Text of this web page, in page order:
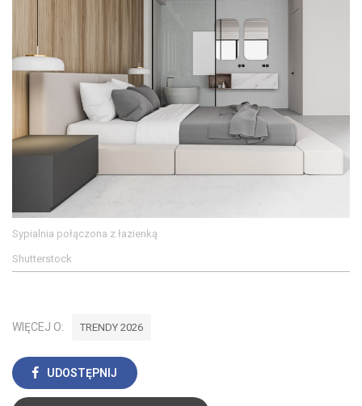
Sypialnia połączona z łazienką
Shutterstock
WIĘCEJ O: TRENDY 2026
UDOSTĘPNIJ